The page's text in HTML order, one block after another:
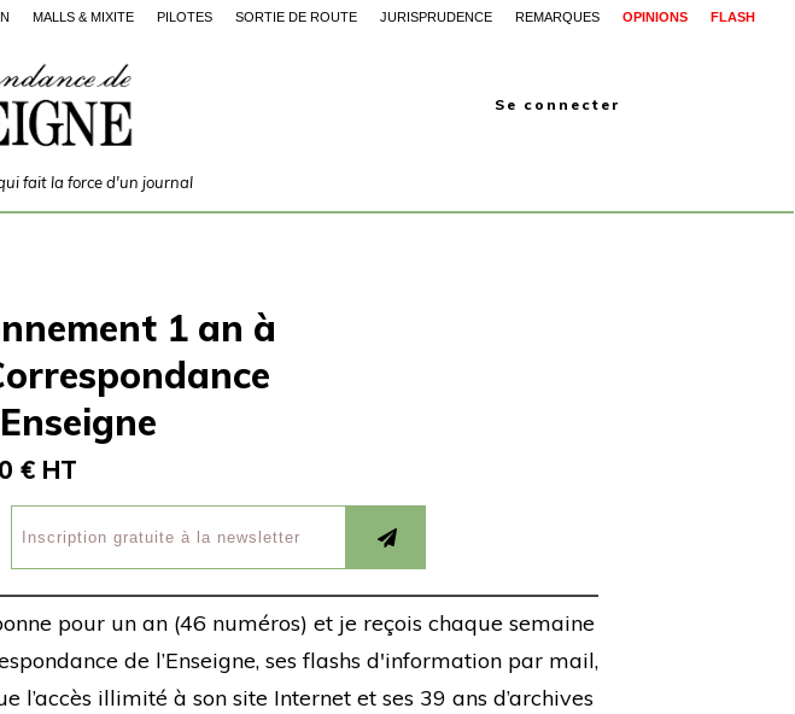
MALLS & MIXITÉ PILOTES SORTIE DE ROUTE JURISPRUDENCE REMARQUES OPINIONS FLASH
fait la force d'un journal
Se connecter
1 an à
€ HT
pour un an (46 numéros) et je reçois chaque semaine
de l’Enseigne, ses flashs d'information par mail,
l’accès illimité à son site Internet et ses 39 ans d’archives